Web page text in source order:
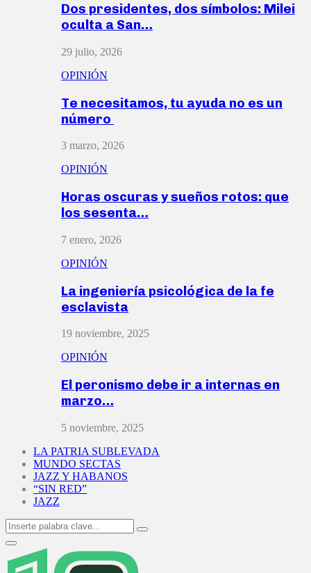
Dos presidentes, dos símbolos: Milei
oculta a San…
29 julio, 2026
OPINIÓN
Te necesitamos, tu ayuda no es un
número
3 marzo, 2026
OPINIÓN
Horas oscuras y sueños rotos: que
los sesenta…
7 enero, 2026
OPINIÓN
La ingeniería psicológica de la fe
esclavista
19 noviembre, 2025
OPINIÓN
El peronismo debe ir a internas en
marzo…
5 noviembre, 2025
LA PATRIA SUBLEVADA
MUNDO SECTAS
JAZZ Y HABANOS
“SIN RED”
JAZZ
Search
for:
Search
Primary
Menu